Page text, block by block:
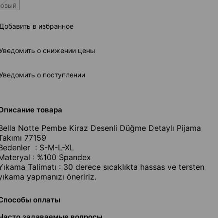
в избранное
о снижении цены
о поступлении
товара
Notte Pembe Kiraz Desenli Düğme Detaylı Pijama
77159
: S-M-L-XL
: %100 Spandex
Talimatı : 30 derece sıcaklıkta hassas ve tersten
yapmanızı öneririz.
оплаты